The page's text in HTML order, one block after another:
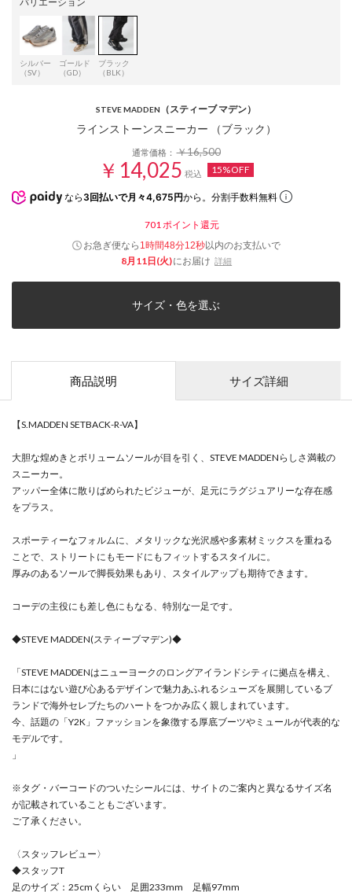
シルバー
（SV）
ゴールド
（GD）
ブラック
（BLK）
STEVE MADDEN （スティーブ マデン）
ラインストーンスニーカー （ブラック）
通常価格：￥16,500
￥14,025 税込 15%OFF
なら 3回払いで月々4,675円から。分割手数料無料
701 ポイント還元
お急ぎ便なら 1時間48分12秒以内のお支払いで
8月11日(火)にお届け 詳細
サイズ・色を選ぶ
商品説明 サイズ詳細
【S.MADDEN SETBACK-R-VA】
大胆な煌めきとボリュームソールが目を引く、STEVE MADDENらしさ満載の
スニーカー。
アッパー全体に散りばめられたビジューが、足元にラグジュアリーな存在感
をプラス。
スポーティーなフォルムに、メタリックな光沢感や多素材ミックスを重ねる
ことで、ストリートにもモードにもフィットするスタイルに。
厚みのあるソールで脚長効果もあり、スタイルアップも期待できます。
コーデの主役にも差し色にもなる、特別な一足です。
◆STEVE MADDEN(スティーブマデン)◆
「STEVE MADDENはニューヨークのロングアイランドシティに拠点を構え、
日本にはない遊び心あるデザインで魅力あふれるシューズを展開しているブ
ランドで海外セレブたちのハートをつかみ広く親しまれています。
今、話題の「Y2K」ファッションを象徴する厚底ブーツやミュールが代表的な
モデルです。
」
※タグ・バーコードのついたシールには、サイトのご案内と異なるサイズ名
が記載されていることもございます。
ご了承ください。
〈スタッフレビュー〉
◆スタッフT
足のサイズ：25cmくらい 足囲233mm 足幅97mm